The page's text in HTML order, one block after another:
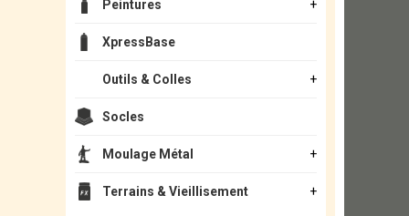
Peintures
XpressBase
Outils & Colles
Socles
Moulage Métal
Terrains & Vieillisement